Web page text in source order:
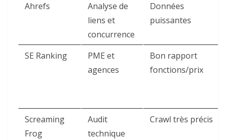
Ahrefs
Analyse de
liens et
concurrence
Données
puissantes
SE Ranking
PME et
agences
Bon rapport
fonctions/prix
Screaming
Frog
Audit
technique
Crawl très précis